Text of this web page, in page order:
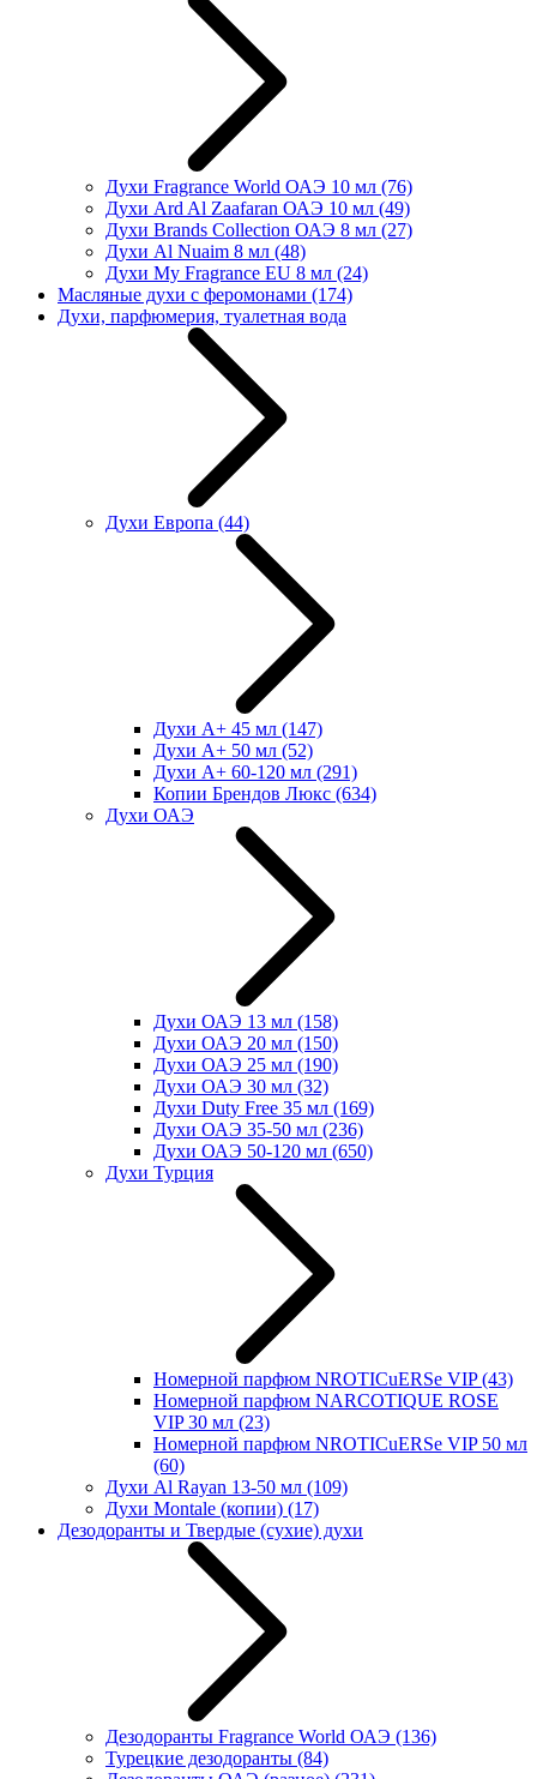
Духи Fragrance World ОАЭ 10 мл (76)
Духи Ard Al Zaafaran ОАЭ 10 мл (49)
Духи Brands Collection ОАЭ 8 мл (27)
Духи Al Nuaim 8 мл (48)
Духи My Fragrance EU 8 мл (24)
Масляные духи с феромонами (174)
Духи, парфюмерия, туалетная вода
Духи Европа (44)
Духи А+ 45 мл (147)
Духи А+ 50 мл (52)
Духи А+ 60-120 мл (291)
Копии Брендов Люкс (634)
Духи ОАЭ
Духи ОАЭ 13 мл (158)
Духи ОАЭ 20 мл (150)
Духи ОАЭ 25 мл (190)
Духи ОАЭ 30 мл (32)
Духи Duty Free 35 мл (169)
Духи ОАЭ 35-50 мл (236)
Духи ОАЭ 50-120 мл (650)
Духи Турция
Номерной парфюм NROTICuERSe VIP(43)
Номерной парфюм NARCOTIQUE ROSE
VIP 30 мл (23)
Номерной парфюм NROTICuERSe VIP 50 мл
(60)
Духи Al Rayan 13-50 мл (109)
Духи Montale (копии) (17)
Дезодоранты и Твердые (сухие) духи
Дезодоранты Fragrance World ОАЭ (136)
Турецкие дезодоранты (84)